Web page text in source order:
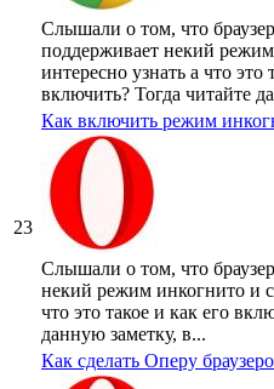
Слышали о том, что
поддерживает некий
интересно узнать а что это
включить? Тогда читайте
23
Как включить режим
Слышали о том, что
некий режим инкогнито и
что это такое и как его
данную заметку, в...
Как сделать Оперу